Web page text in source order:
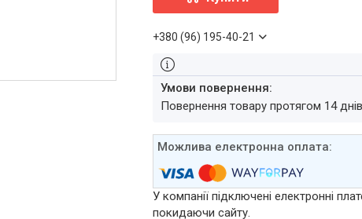
+380 (96) 195-40-21
повернення товару протягом 14 днів
У компанії підключені електронні
покидаючи сайту.